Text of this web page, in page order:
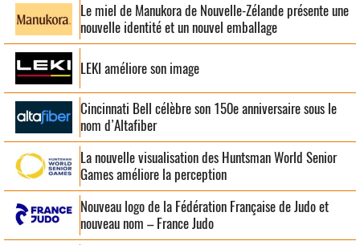
Le miel de Manukora de Nouvelle-Zélande présente une
nouvelle identité et un nouvel emballage
LEKI améliore son image
Cincinnati Bell célèbre son 150e anniversaire sous le
nom d’Altafiber
La nouvelle visualisation des Huntsman World Senior
Games améliore la perception
Nouveau logo de la Fédération Française de Judo et
nouveau nom – France Judo